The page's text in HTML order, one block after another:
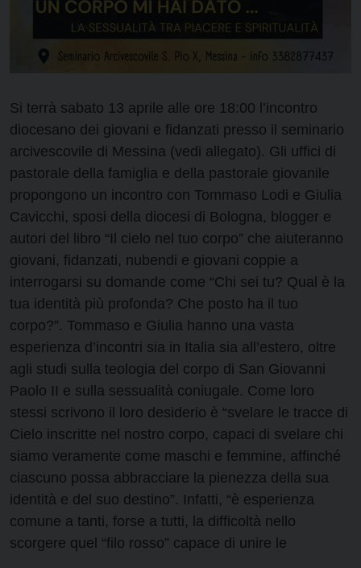
Si terrà sabato 13 aprile alle ore 18:00 l’incontro
diocesano dei giovani e fidanzati presso il seminario
arcivescovile di Messina (vedi allegato). Gli uffici di
pastorale della famiglia e della pastorale giovanile
propongono un incontro con Tommaso Lodi e Giulia
Cavicchi, sposi della diocesi di Bologna, blogger e
autori del libro “Il cielo nel tuo corpo” che aiuteranno
giovani, fidanzati, nubendi e giovani coppie a
interrogarsi su domande come “Chi sei tu? Qual è la
tua identità più profonda? Che posto ha il tuo
corpo?”. Tommaso e Giulia hanno una vasta
esperienza d’incontri sia in Italia sia all’estero, oltre
agli studi sulla teologia del corpo di San Giovanni
Paolo II e sulla sessualità coniugale. Come loro
stessi scrivono il loro desiderio è “svelare le tracce di
Cielo inscritte nel nostro corpo, capaci di svelare chi
siamo veramente come maschi e femmine, affinché
ciascuno possa abbracciare la pienezza della sua
identità e del suo destino”. Infatti, “è esperienza
comune a tanti, forse a tutti, la difficoltà nello
scorgere quel “filo rosso” capace di unire le